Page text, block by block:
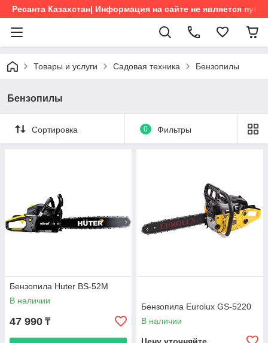
Ресанта Казахстан| Информация на сайте не является
Товары и услуги Садовая техника Бензопилы
Бензопилы
Сортировка 0 Фильтры
Бензопила Huter BS-52M
В наличии
47 990 ₸
Бензопила Eurolux GS-5220
В наличии